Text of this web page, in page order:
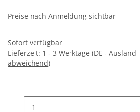
Preise nach Anmeldung sichtbar
Sofort verfügbar
Lieferzeit: 1 - 3 Werktage (DE - Ausland
abweichend)